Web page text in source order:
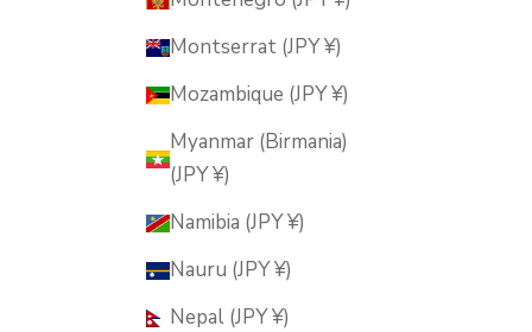
Montserrat (JPY ¥)
Mozambique (JPY ¥)
Myanmar (Birmania)
(JPY ¥)
Namibia (JPY ¥)
Nauru (JPY ¥)
Nepal (JPY ¥)